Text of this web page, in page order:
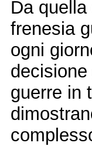
Da
frenesia
ogni
guerre in